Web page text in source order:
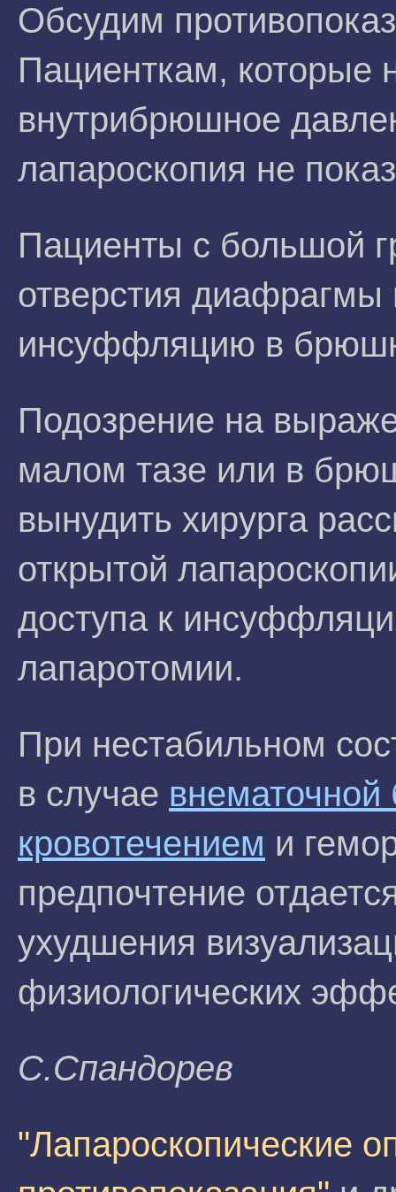
Обсудим
Пациенткам, которые
внутрибрюшное
лапароскопия не
Пациенты с большой
отверстия диафрагмы
инсуффляцию в
Подозрение на
малом тазе или в
вынудить хирурга
открытой
доступа к
лапаротомии.
При нестабильном
в случае внематочной
кровотечением и
предпочтение
ухудшения
физиологических
С.Спандорев
"Лапароскопические